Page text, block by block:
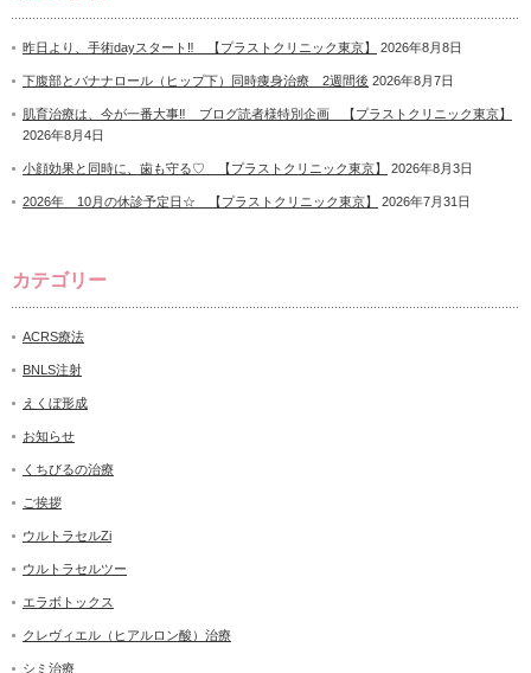
昨日より、手術dayスタート‼ 【プラストクリニック東京】 2026年8月8日
下腹部とバナナロール（ヒップ下）同時痩身治療 2週間後 2026年8月7日
肌育治療は、今が一番大事‼ ブログ読者様特別企画 【プラストクリニック東京】
2026年8月4日
小顔効果と同時に、歯も守る♡ 【プラストクリニック東京】 2026年8月3日
2026年 10月の休診予定日☆ 【プラストクリニック東京】 2026年7月31日
カテゴリー
ACRS療法
BNLS注射
えくぼ形成
お知らせ
くちびるの治療
ご挨拶
ウルトラセルZi
ウルトラセルツー
エラボトックス
クレヴィエル（ヒアルロン酸）治療
シミ治療